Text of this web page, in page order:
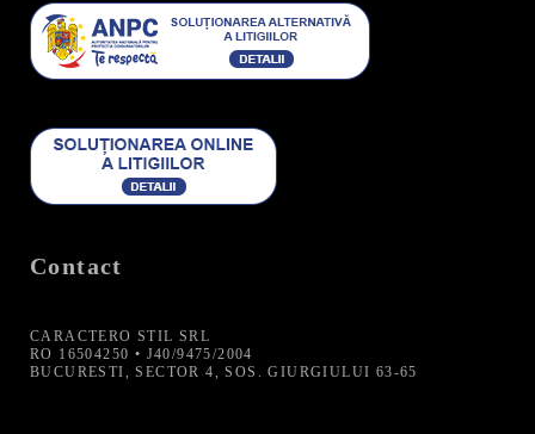
Contact
CARACTERO STIL SRL
RO 16504250 • J40/9475/2004
BUCURESTI, SECTOR 4, SOS. GIURGIULUI 63-65